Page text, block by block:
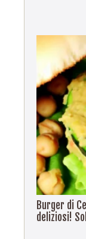
Burger di
deliziosi!